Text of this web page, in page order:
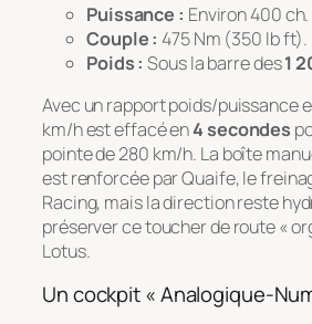
Puissance : Environ 400 ch.
Couple : 475 Nm (350 lb ft).
Poids : Sous la barre des1
Avec un rapport poids/puissance
km/h est effacé en4 secondes
pointe de 280 km/h. La boîte
est renforcée par Quaife, le
Racing, mais la direction reste
préserver ce toucher de route «
Lotus.
Un cockpit « Analogique-